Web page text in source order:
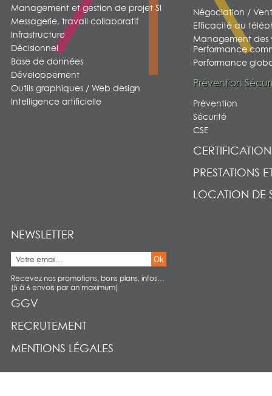
Management et gestion de projet SI
Messagerie, travail collaboratif
Infrastructure
Décisionnel
Base de données
Développement
Outils graphiques / Web design
Intelligence artificielle
Négociation /
Efficacité au
Management des
Performance
Performance
Prévention
Prévention
Sécurité
CSE
PRESTATIONS
LOCATION DE
NEWSLETTER
Ok
Recevez nos promotions, bons plans, infos…
(5 à 6 envois par an maximum)
RECRUTEMENT
MENTIONS LÉGALES
GGV